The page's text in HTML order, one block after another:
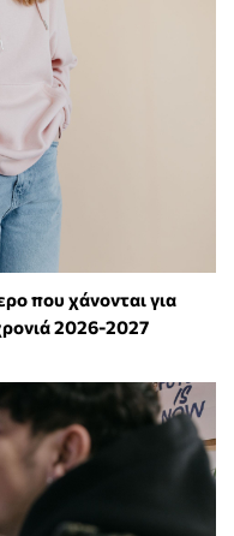
που χάνονται για
2026-2027